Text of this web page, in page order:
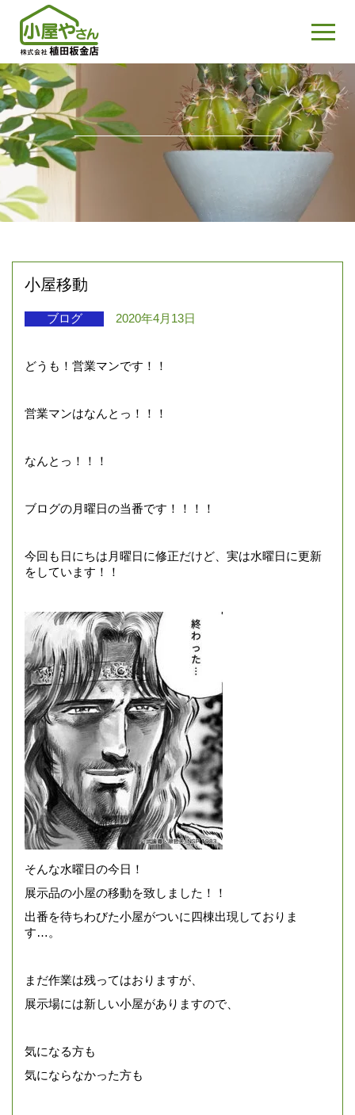
小屋移動
ブログ 2020年4月13日
どうも！営業マンです！！
営業マンはなんとっ！！！
なんとっ！！！
ブログの月曜日の当番です！！！！
今回も日にちは月曜日に修正だけど、実は水曜日に更新
をしています！！
そんな水曜日の今日！
展示品の小屋の移動を致しました！！
出番を待ちわびた小屋がついに四棟出現しておりま
す…。
まだ作業は残ってはおりますが、
展示場には新しい小屋がありますので、
気になる方も
気にならなかった方も